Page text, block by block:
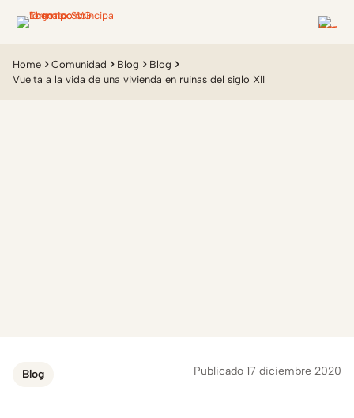
Home Comunidad Blog
Blog
Vuelta a la vida de una vivienda en ruinas del siglo XII
Blog Publicado 17 diciembre 2020